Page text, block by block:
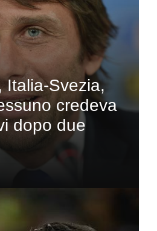
Italia-Svezia,
credeva
dopo due